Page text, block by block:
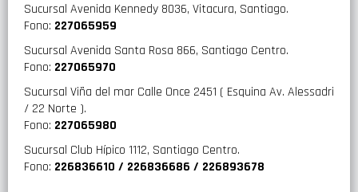
Sucursal Avenida Kennedy 8036, Vitacura, Santiago.
Fono: 227065959
Sucursal Avenida Santa Rosa 866, Santiago Centro.
Fono: 227065970
Sucursal Viña del mar Calle Once 2451 ( Esquina Av. Alessadri
/ 22 Norte ).
Fono: 227065980
Sucursal Club Hípico 1112, Santiago Centro.
Fono: 226836610 / 226836686 / 226893678